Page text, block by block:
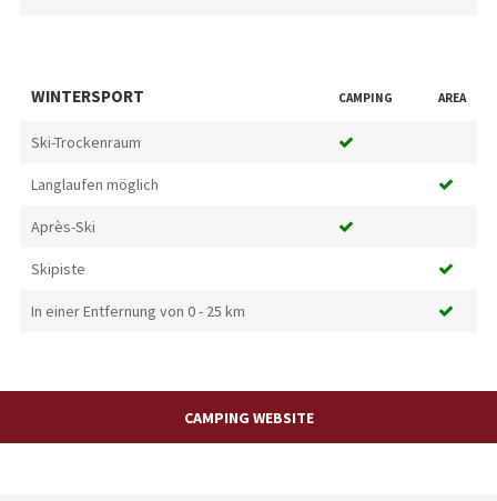
WINTERSPORT CAMPING AREA
Ski-Trockenraum
Langlaufen möglich
Après-Ski
Skipiste
In einer Entfernung von 0 - 25 km
CAMPING WEBSITE